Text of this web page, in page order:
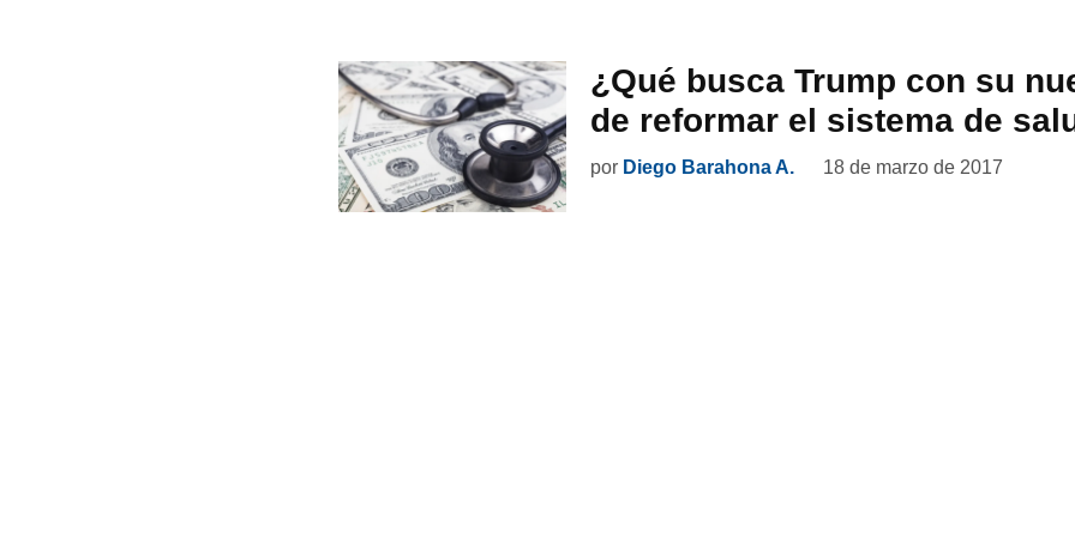
¿Qué busca Trump con su
de reformar el sistema de
por Diego Barahona A. 18 de marzo de 2017